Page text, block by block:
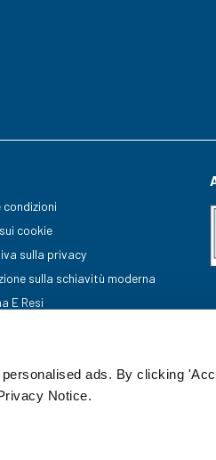
ads. By clicking
Notice.
condizioni
cookie
sulla privacy
sulla schiavitù moderna
E Resi